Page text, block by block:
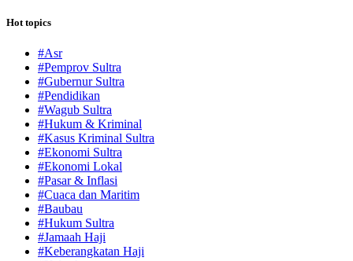
Hot topics
#Asr
#Pemprov Sultra
#Gubernur Sultra
#Pendidikan
#Wagub Sultra
#Hukum & Kriminal
#Kasus Kriminal Sultra
#Ekonomi Sultra
#Ekonomi Lokal
#Pasar & Inflasi
#Cuaca dan Maritim
#Baubau
#Hukum Sultra
#Jamaah Haji
#Keberangkatan Haji